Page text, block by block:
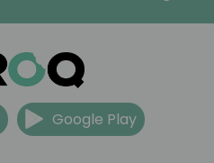
Google Play